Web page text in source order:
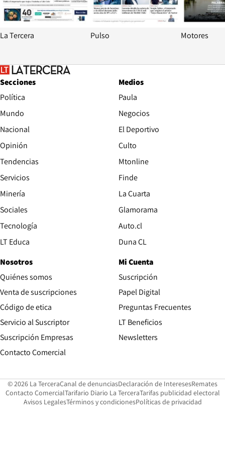
La Tercera Pulso Motores
Secciones
Política
Mundo
Nacional
Opinión
Tendencias
Servicios
Minería
Sociales
Tecnología
LT Educa
Medios
Paula
Negocios
El Deportivo
Culto
Mtonline
Finde
La Cuarta
Glamorama
Auto.cl
Duna CL
Nosotros
Quiénes somos
Venta de suscripciones
Código de etica Opens in new window
Servicio al Suscriptor
Suscripción Empresas
Contacto Comercial
Mi Cuenta
Suscripción
Papel Digital
Preguntas Frecuentes
LT Beneficios
Newsletters
© 2026 La TerceraCanal de denunciasOpens in new window
Declaración de InteresesOpens in
Remates
Contacto ComercialOpens in new window
Tarifario Diario La TerceraOpens in new window
Tarifas publicidad electoral
Avisos LegalesOpens in new window
Términos y condicionesPolíticas de privacidad